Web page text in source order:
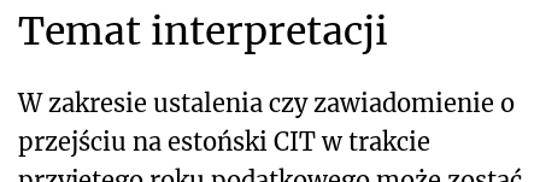
Temat interpretacji
W zakresie ustalenia czy zawiadomienie o
przejściu na estoński CIT w trakcie